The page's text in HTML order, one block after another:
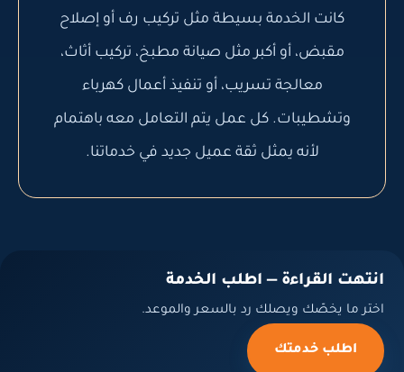
كانت الخدمة بسيطة مثل تركيب رف أو إصلاح
مقبض، أو أكبر مثل صيانة مطبخ، تركيب أثاث،
معالجة تسريب، أو تنفيذ أعمال كهرباء
وتشطيبات. كل عمل يتم التعامل معه باهتمام
لأنه يمثل ثقة عميل جديد في خدماتنا.
انتهت القراءة — اطلب الخدمة
اختر ما يخصّك ويصلك رد بالسعر والموعد.
اطلب خدمتك